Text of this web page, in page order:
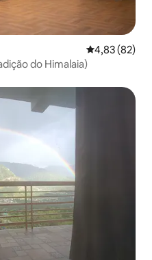
4,83 de uma
4,83 (82)
do Himalaia)